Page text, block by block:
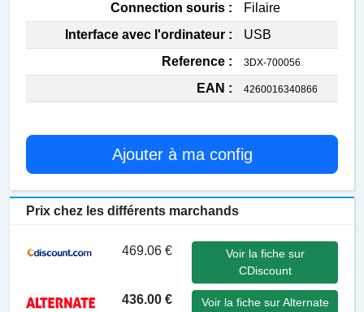
Connection souris :
Filaire
Interface avec l'ordinateur :
USB
Reference :
3DX-700056
EAN : 4260016340866
Ajouter à ma config
Prix chez les différents marchands
469.06 €
Voir la fiche sur
CDiscount
436.00 € Voir la fiche sur Alternate